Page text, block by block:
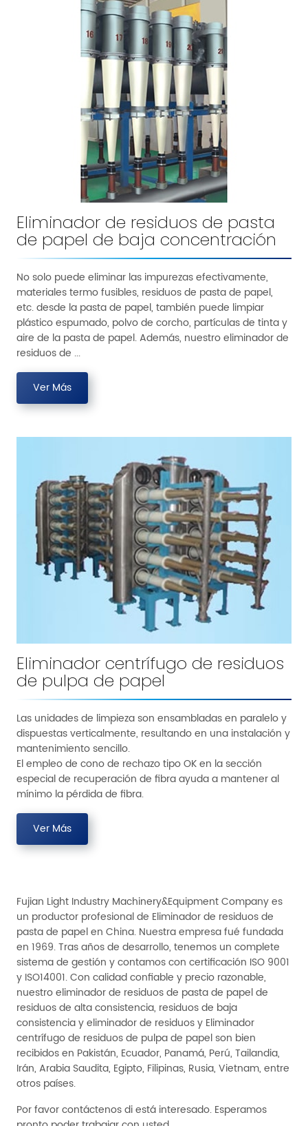
Eliminador de residuos de pasta
de papel de baja concentración
No solo puede eliminar las impurezas efectivamente,
materiales termo fusibles, residuos de pasta de papel,
etc. desde la pasta de papel, también puede limpiar
plástico espumado, polvo de corcho, partículas de tinta y
aire de la pasta de papel. Además, nuestro eliminador de
residuos de ...
Ver Más
Eliminador centrífugo de residuos
de pulpa de papel
Las unidades de limpieza son ensambladas en paralelo y
dispuestas verticalmente, resultando en una instalación y
mantenimiento sencillo.
El empleo de cono de rechazo tipo OK en la sección
especial de recuperación de fibra ayuda a mantener al
mínimo la pérdida de fibra.
Ver Más
Fujian Light Industry Machinery&Equipment Company es
un productor profesional de Eliminador de residuos de
pasta de papel en China. Nuestra empresa fué fundada
en 1969. Tras años de desarrollo, tenemos un complete
sistema de gestión y contamos con certificación ISO 9001
y ISO14001. Con calidad confiable y precio razonable,
nuestro eliminador de residuos de pasta de papel de
residuos de alta consistencia, residuos de baja
consistencia y eliminador de residuos y Eliminador
centrífugo de residuos de pulpa de papel son bien
recibidos en Pakistán, Ecuador, Panamá, Perú, Tailandia,
Irán, Arabia Saudita, Egipto, Filipinas, Rusia, Vietnam, entre
otros países.
Por favor contáctenos di está interesado. Esperamos